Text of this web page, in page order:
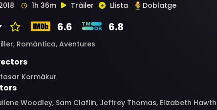
1h 36m Tràiler Llista Doblatge
6.6 6.8
Romàntica, Aventures
Kormákur
Woodley, Sam Claflin, Jeffrey Thomas, Elizabeth